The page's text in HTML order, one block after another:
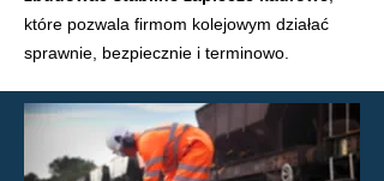
które pozwala firmom kolejowym działać
sprawnie, bezpiecznie i terminowo.